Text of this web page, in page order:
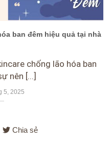
ban đêm hiệu quả tại nhà
chống lão hóa ban
nên [...]
5, 2025
Chia sẻ